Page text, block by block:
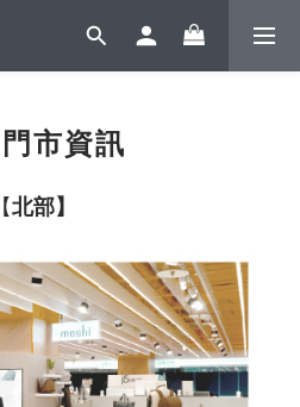
市資訊
【北部】